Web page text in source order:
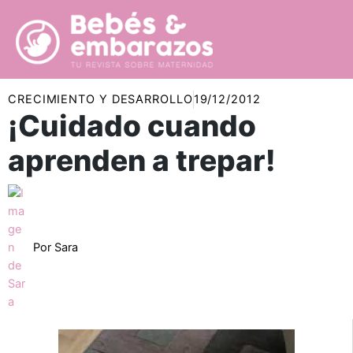
contenido
CRECIMIENTO Y DESARROLLO19/12/2012
¡Cuidado cuando
aprenden a trepar!
Por Sara